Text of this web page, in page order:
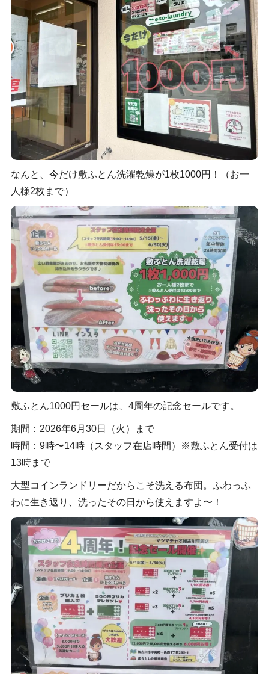
なんと、今だけ敷ふとん洗濯乾燥が1枚1000円！（お一
人様2枚まで）
敷ふとん1000円セールは、4周年の記念セールです。
期間：2026年6月30日（火）まで
時間：9時〜14時（スタッフ在店時間）※敷ふとん受付は
13時まで
大型コインランドリーだからこそ洗える布団。ふわっふ
わに生き返り、洗ったその日から使えますよ〜！